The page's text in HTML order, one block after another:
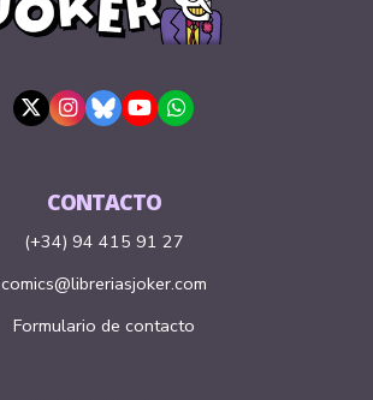
CONTACTO
(+34) 94 415 91 27
comics@libreriasjoker.com
Formulario de contacto